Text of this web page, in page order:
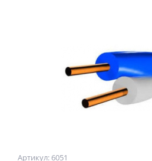
Артикул: 6051